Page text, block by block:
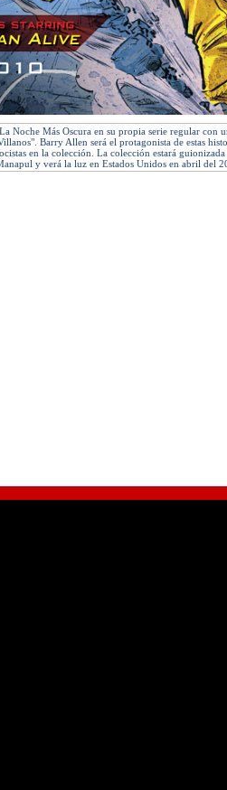
Noche Más Oscura en su propia serie regular con
Barry Allen será el protagonista de estas
en la colección. La colección estará
y verá la luz en Estados Unidos en abril del